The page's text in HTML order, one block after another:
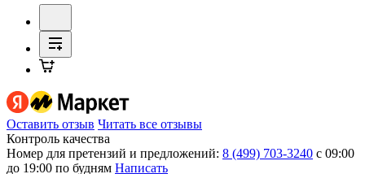
Оставить отзыв Читать все отзывы
Контроль качества
Номер для претензий и предложений: 8 (499) 703-3240 с 09:00
до 19:00 по будням Написать